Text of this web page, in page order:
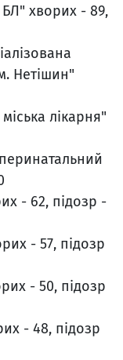
БЛ" хворих - 89,
Нетішин"
лікарня"
- 62, підозр -
- 57, підозр
- 50, підозр
- 48, підозр